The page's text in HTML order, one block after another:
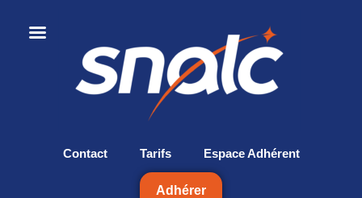
Contact Tarifs Espace Adhérent
Adhérer